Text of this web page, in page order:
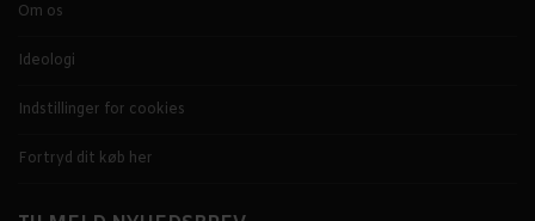
Om os
Ideologi
Indstillinger for cookies
Fortryd dit køb her